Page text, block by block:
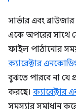
সার্ভার এবং
একে অপরের সাথে
ফাইল পাঠানোর সময়
ক্যারেক্টার
বুঝতে পারবে না যে
করছে। ক্যারেক্টার
সমস্যার সমাধান